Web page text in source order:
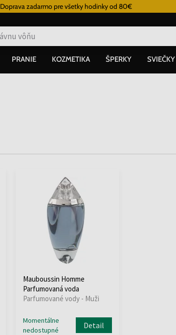
Doprava zadarmo pre všetky hodinky od 80€
PRANIE KOZMETIKA ŠPERKY SVIEČKY
Mauboussin Homme
Parfumovaná voda
Parfumované vody - Muži
Momentálne
nedostupné
Detail